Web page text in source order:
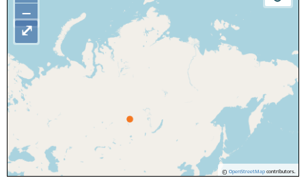
−
© OpenStreetMapcontributors.
⤢